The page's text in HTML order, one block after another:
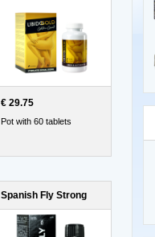
€ 29.75
Pot with 60 tablets
Spanish Fly Strong